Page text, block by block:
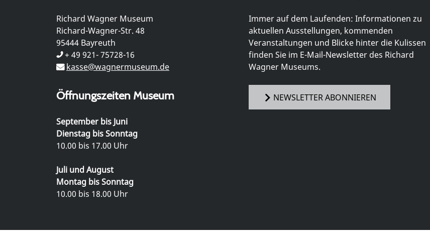
Richard Wagner Museum
Richard-Wagner-Str. 48
95444 Bayreuth
+ 49 921- 75728-16
kasse@wagnermuseum.de
Öffnungszeiten Museum
September bis Juni
Dienstag bis Sonntag
10.00 bis 17.00 Uhr
Juli und August
Montag bis Sonntag
10.00 bis 18.00 Uhr
Immer auf dem Laufenden: Informationen zu
aktuellen Ausstellungen, kommenden
Veranstaltungen und Blicke hinter die Kulissen
finden Sie im E-Mail-Newsletter des Richard
Wagner Museums.
NEWSLETTER ABONNIEREN